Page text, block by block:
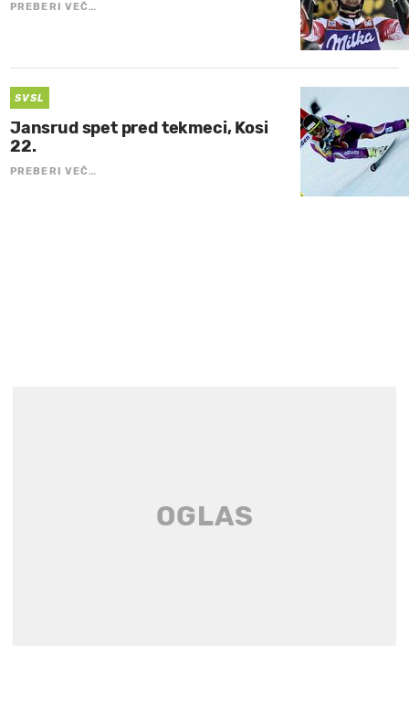
PREBERI VEČ…
SVSL
Jansrud spet pred tekmeci, Kosi
22.
PREBERI VEČ…